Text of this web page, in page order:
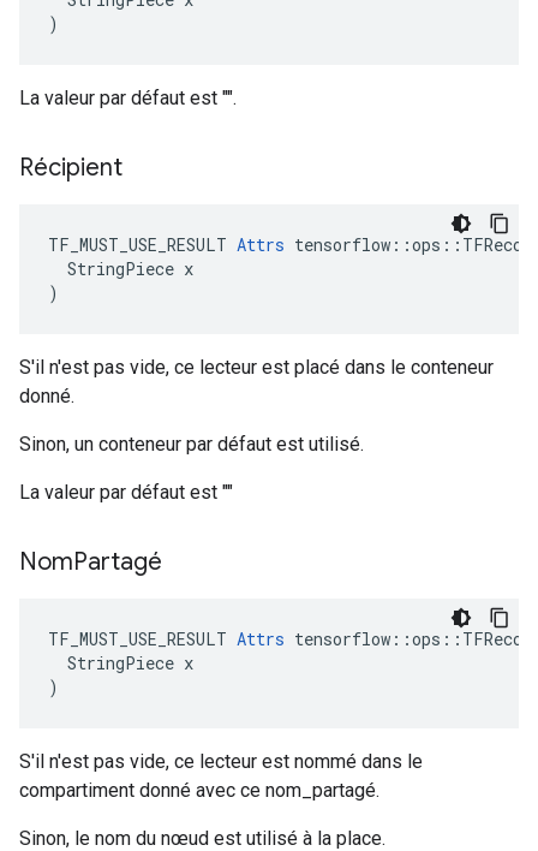
)
La valeur par défaut est "".
Récipient
TF_MUST_USE_RESULT Attrs
  StringPiece x
)
S'il n'est pas vide, ce lecteur est placé dans le conteneur
donné.
Sinon, un conteneur par défaut est utilisé.
La valeur par défaut est ""
NomPartagé
TF_MUST_USE_RESULT Attrs
  StringPiece x
)
S'il n'est pas vide, ce lecteur est nommé dans le
compartiment donné avec ce nom_partagé.
Sinon, le nom du nœud est utilisé à la place.